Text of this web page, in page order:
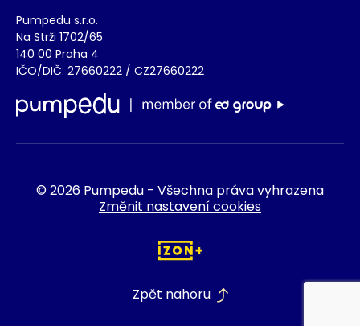
Pumpedu s.r.o.
Na Strži 1702/65
140 00 Praha 4
IČO/DIČ: 27660222 / CZ27660222
© 2026 Pumpedu - Všechna práva vyhrazena
Změnit nastavení cookies
Zpět nahoru